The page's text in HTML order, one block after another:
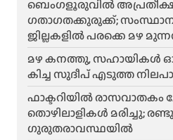
ബെംഗളൂരുവിൽ
ഗതാഗതക്കുരുക്ക്;
ജില്ലകളിൽ പരക്കെ മഴ
മഴ കനത്തു, സഹായികൾ
കിച്ച സുദീപ് എടുത്ത
ഫാക്ടറിയിൽ രാസവാതകം
തൊഴിലാളികൾ മരിച്ചു;
ഗുരുതരാവസ്ഥയിൽ